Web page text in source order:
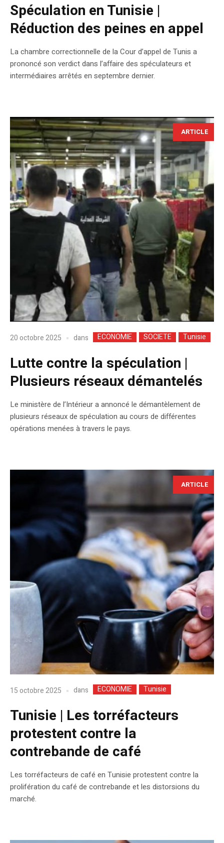
Spéculation en Tunisie |
Réduction des peines en appel
La chambre correctionnelle de la Cour d’appel de Tunis a
prononcé son verdict dans l’affaire des spéculateurs et
intermédiaires arrêtés en septembre dernier.
ARTICLE
20 octobre 2025 dans ECONOMIE SOCIETE Tunisie
Lutte contre la spéculation |
Plusieurs réseaux démantelés
Le ministère de l’Intérieur a annoncé le démantèlement de
plusieurs réseaux de spéculation au cours de différentes
opérations menées à travers le pays.
ARTICLE
15 octobre 2025 dans ECONOMIE Tunisie
Tunisie | Les torréfacteurs
protestent contre la
contrebande de café
Les torréfacteurs de café en Tunisie protestent contre la
prolifération du café de contrebande et les distorsions du
marché.